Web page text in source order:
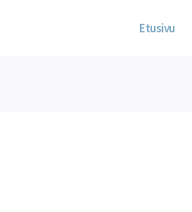
Etusivu